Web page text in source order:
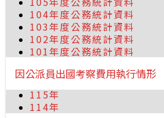
104年度公務統計資料
103年度公務統計資料
102年度公務統計資料
101年度公務統計資料
因公派員出國考察費用執行情形
115年
114年